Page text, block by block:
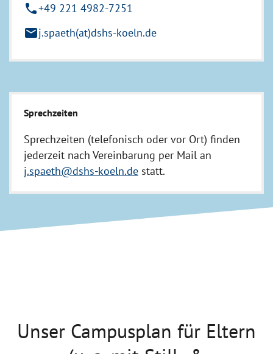
phone+49 221 4982-7251
mailj.spaeth(at)dshs-koeln.de
Sprechzeiten
Sprechzeiten (telefonisch oder vor Ort) finden
jederzeit nach Vereinbarung per Mail an
j.spaeth@dshs-koeln.de statt.
Unser Campusplan für Eltern